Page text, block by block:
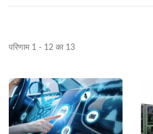
परिणाम 1 - 12 का 13